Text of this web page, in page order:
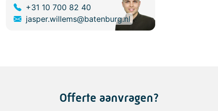
+31 10 700 82 40
jasper.willems@batenburg.nl
Offerte aanvragen?